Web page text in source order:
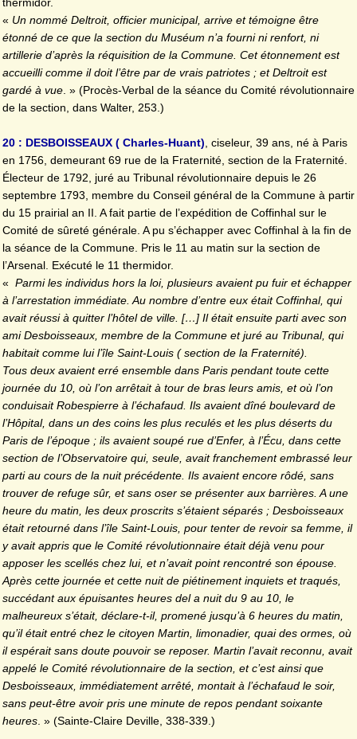
« Un nommé Deltroit, officier municipal, arrive et témoigne être
étonné de ce que la section du Muséum n’a fourni ni renfort, ni
artillerie d’après la réquisition de la Commune. Cet étonnement est
accueilli comme il doit l’être par de vrais patriotes ; et Deltroit est
gardé à vue . » (Procès-Verbal de la séance du Comité révolutionnaire
de la section, dans Walter, 253.)
20 : DESBOISSEAUX ( Charles-Huant) , ciseleur, 39 ans, né à Paris
en 1756, demeurant 69 rue de la Fraternité, section de la Fraternité.
Électeur de 1792, juré au Tribunal révolutionnaire depuis le 26
septembre 1793, membre du Conseil général de la Commune à partir
du 15 prairial an II. A fait partie de l’expédition de Coffinhal sur le
Comité de sûreté générale. A pu s’échapper avec Coffinhal à la fin de
la séance de la Commune. Pris le 11 au matin sur la section de
l’Arsenal. Exécuté le 11 thermidor.
« Parmi les individus hors la loi, plusieurs avaient pu fuir et échapper
à l’arrestation immédiate. Au nombre d’entre eux était Coffinhal, qui
avait réussi à quitter l’hôtel de ville. […] Il était ensuite parti avec son
ami Desboisseaux, membre de la Commune et juré au Tribunal, qui
habitait comme lui l’île Saint-Louis ( section de la Fraternité).
Tous deux avaient erré ensemble dans Paris pendant toute cette
journée du 10, où l’on arrêtait à tour de bras leurs amis, et où l’on
conduisait Robespierre à l’échafaud. Ils avaient dîné boulevard de
l’Hôpital, dans un des coins les plus reculés et les plus déserts du
Paris de l’époque ; ils avaient soupé rue d’Enfer, à l’Écu, dans cette
section de l’Observatoire qui, seule, avait franchement embrassé leur
parti au cours de la nuit précédente. Ils avaient encore rôdé, sans
trouver de refuge sûr, et sans oser se présenter aux barrières. A une
heure du matin, les deux proscrits s’étaient séparés ; Desboisseaux
était retourné dans l’île Saint-Louis, pour tenter de revoir sa femme, il
y avait appris que le Comité révolutionnaire était déjà venu pour
apposer les scellés chez lui, et n’avait point rencontré son épouse.
Après cette journée et cette nuit de piétinement inquiets et traqués,
succédant aux épuisantes heures del a nuit du 9 au 10, le
malheureux s’était, déclare-t-il, promené jusqu’à 6 heures du matin,
qu’il était entré chez le citoyen Martin, limonadier, quai des ormes, où
il espérait sans doute pouvoir se reposer. Martin l’avait reconnu, avait
appelé le Comité révolutionnaire de la section, et c’est ainsi que
Desboisseaux, immédiatement arrêté, montait à l’échafaud le soir,
sans peut-être avoir pris une minute de repos pendant soixante
heures . » (Sainte-Claire Deville, 338-339.)